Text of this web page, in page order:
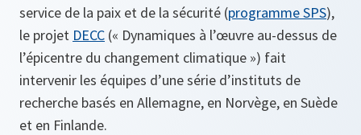
service de la paix et de la sécurité (programme SPS),
le projet DECC (« Dynamiques à l’œuvre au-dessus de
l’épicentre du changement climatique ») fait
intervenir les équipes d’une série d’instituts de
recherche basés en Allemagne, en Norvège, en Suède
et en Finlande.